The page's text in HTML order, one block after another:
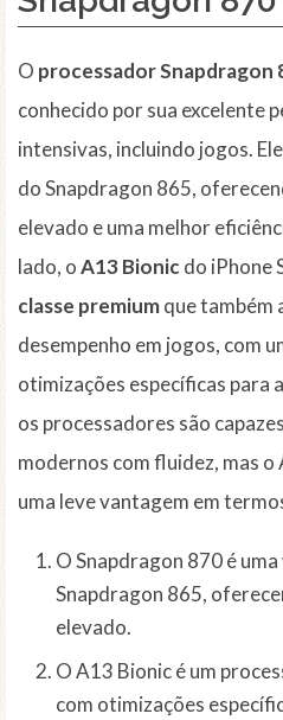
O processadorSnapdragon
conhecido por sua excelente
intensivas, incluindo jogos.
do Snapdragon 865,
elevado e uma melhor
lado, oA13 Bionicdo iPhone
classe premiumque também
desempenho em jogos, com
otimizações específicas para
os processadores são
modernos com fluidez, mas
uma leve vantagem em
O Snapdragon 870 é
Snapdragon 865,
elevado.
O A13 Bionic é um
com otimizações